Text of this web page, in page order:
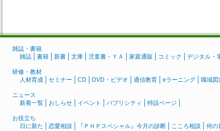
雑誌・書籍
雑誌
書籍 新書 文庫 児童書・ＹＡ 家庭通販 コミック デジタル・
研修・教材
人材育成
セミナー CD DVD・ビデオ 通信教育 eラーニング 職域図
ニュース
新着一覧
おしらせ イベント パブリシティ 特設ページ
お役立ち
日に新た
恋愛相談 『ＰＨＰスペシャル』今月の診断 こころ相談 何の